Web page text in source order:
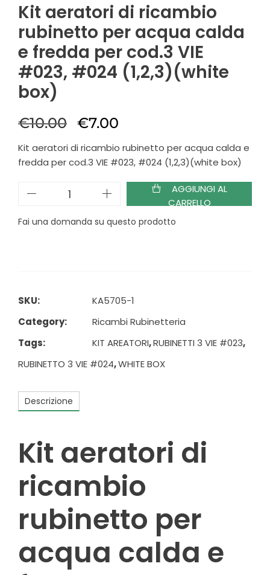
Kit aeratori di ricambio
rubinetto per acqua calda
e fredda per cod.3 VIE
#023, #024 (1,2,3)(white
box)
€10.00 €7.00
Kit aeratori di ricambio rubinetto per acqua calda e
fredda per cod.3 VIE #023, #024 (1,2,3)(white box)
AGGIUNGI AL
CARRELLO
Fai una domanda su questo prodotto
SKU:
KA5705-1
Category:
Ricambi Rubinetteria
Tags:
KIT AREATORI,RUBINETTI 3 VIE #023,
RUBINETTO 3 VIE #024,WHITE BOX
Descrizione
Kit aeratori di
ricambio
rubinetto per
acqua calda e